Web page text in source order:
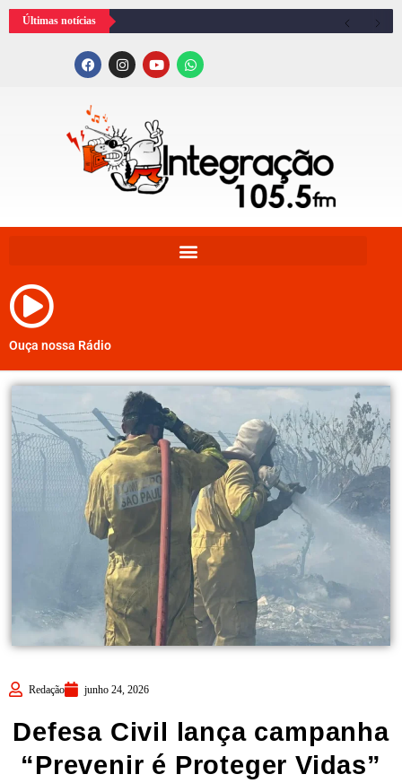
Últimas notícias
Ouça nossa Rádio
Redação junho 24, 2026
Defesa Civil lança campanha
“Prevenir é Proteger Vidas”